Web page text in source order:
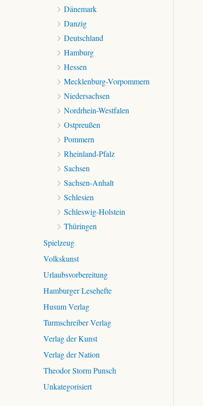
Dänemark
Danzig
Deutschland
Hamburg
Hessen
Mecklenburg-Vorpommern
Niedersachsen
Nordrhein-Westfalen
Ostpreußen
Pommern
Rheinland-Pfalz
Sachsen
Sachsen-Anhalt
Schlesien
Schleswig-Holstein
Thüringen
Spielzeug
Volkskunst
Urlaubsvorbereitung
Hamburger Lesehefte
Husum Verlag
Turmschreiber Verlag
Verlag der Kunst
Verlag der Nation
Theodor Storm Punsch
Unkategorisiert